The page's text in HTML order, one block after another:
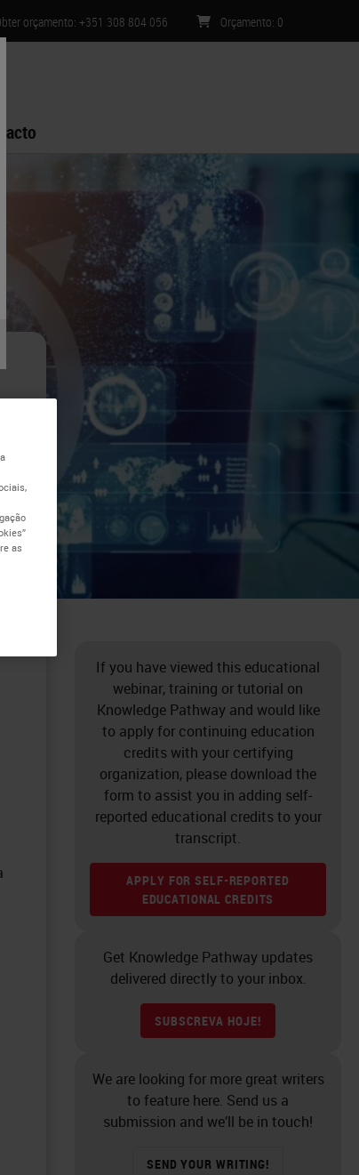
orçamento: +351 308 804 056 Orçamento: 0
If you have viewed this educational
webinar, training or tutorial on
Knowledge Pathway and would like
to apply for continuing education
credits with your certifying
organization, please download the
form to assist you in adding self-
reported educational credits to your
transcript.
APPLY FOR SELF-REPORTED
EDUCATIONAL CREDITS
Get Knowledge Pathway updates
delivered directly to your inbox.
SUBSCREVA HOJE!
We are looking for more great writers
to feature here. Send us a
submission and we’ll be in touch!
SEND YOUR WRITING!
as